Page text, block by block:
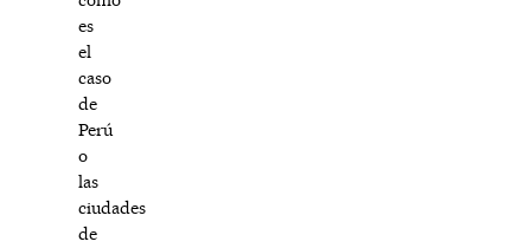
es
el
caso
de
Perú
o
las
ciudades
de